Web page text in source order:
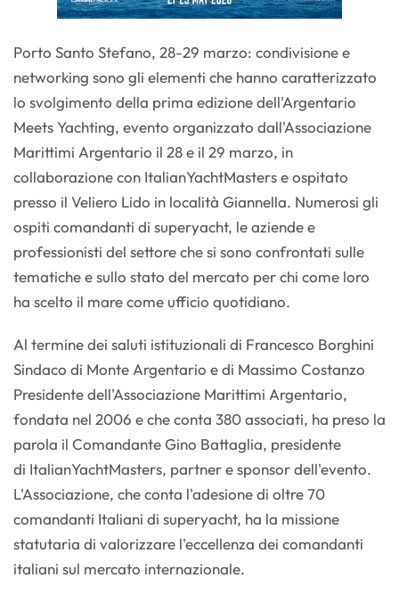
Porto Santo Stefano, 28-29 marzo: condivisione e
networking sono gli elementi che hanno caratterizzato
lo svolgimento della prima edizione dell'Argentario
Meets Yachting, evento organizzato dall'Associazione
Marittimi Argentario il 28 e il 29 marzo, in
collaborazione con ItalianYachtMasters e ospitato
presso il Veliero Lido in località Giannella. Numerosi gli
ospiti comandanti di superyacht, le aziende e
professionisti del settore che si sono confrontati sulle
tematiche e sullo stato del mercato per chi come loro
ha scelto il mare come ufficio quotidiano.
Al termine dei saluti istituzionali di Francesco Borghini
Sindaco di Monte Argentario e di Massimo Costanzo
Presidente dell'Associazione Marittimi Argentario,
fondata nel 2006 e che conta 380 associati, ha preso la
parola il Comandante Gino Battaglia, presidente
di ItalianYachtMasters, partner e sponsor dell'evento.
L'Associazione, che conta l'adesione di oltre 70
comandanti Italiani di superyacht, ha la missione
statutaria di valorizzare l'eccellenza dei comandanti
italiani sul mercato internazionale.